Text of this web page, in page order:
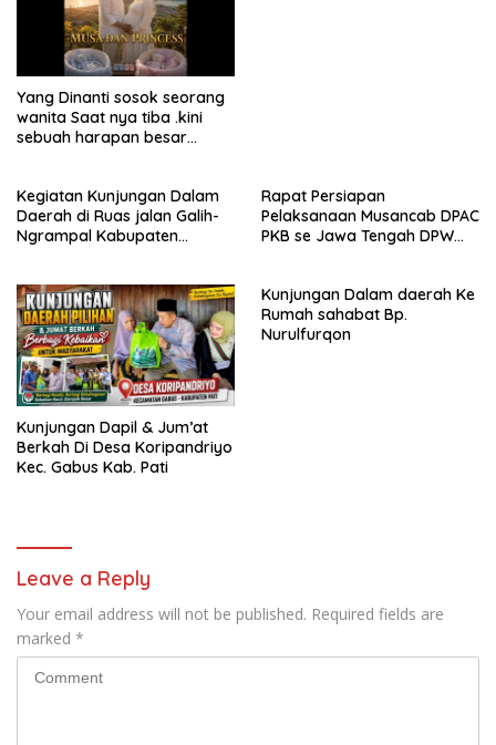
Yang Dinanti sosok seorang
wanita Saat nya tiba .kini
sebuah harapan besar
menciptakan lagu Untuk si
buah hati yang berjudul
Musa & Princes.
Kegiatan Kunjungan Dalam
Daerah di Ruas jalan Galih-
Ngrampal Kabupaten
Rapat Persiapan
Pelaksanaan Musancab DPAC
PKB se Jawa Tengah DPW
Kunjungan Dapil & Jum’at
Berkah Di Desa Koripandriyo
Kec. Gabus Kab. Pati
Kunjungan Dalam daerah Ke
Rumah sahabat Bp.
Nurulfurqon
Leave a Reply
Your email address will not be published. Required fields are
marked *